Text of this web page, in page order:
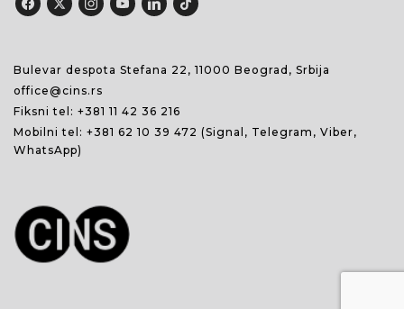
Bulevar despota Stefana 22, 11000 Beograd, Srbija
office@cins.rs
Fiksni tel: +381 11 42 36 216
Mobilni tel: +381 62 10 39 472 (Signal, Telegram, Viber,
WhatsApp)